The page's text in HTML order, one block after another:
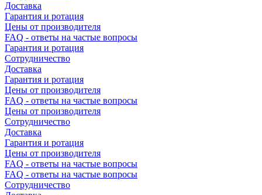
Доставка
Гарантия и ротация
Цены от производителя
FAQ - ответы на частые вопросы
Гарантия и ротация
Сотрудничество
Доставка
Гарантия и ротация
Цены от производителя
FAQ - ответы на частые вопросы
Цены от производителя
Сотрудничество
Доставка
Гарантия и ротация
Цены от производителя
FAQ - ответы на частые вопросы
FAQ - ответы на частые вопросы
Сотрудничество